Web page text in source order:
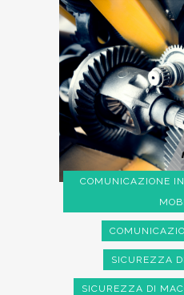
COMUNICAZIONE
SICUREZZA
SICUREZZA DI